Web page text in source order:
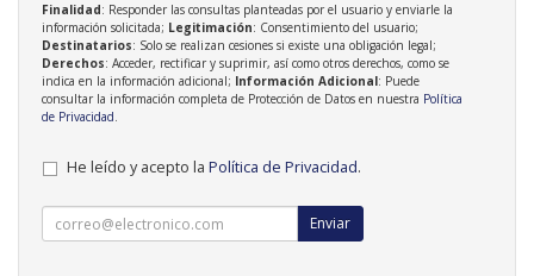
Finalidad: Responder las consultas planteadas por el usuario y enviarle la
información solicitada; Legitimación: Consentimiento del usuario;
Destinatarios: Solo se realizan cesiones si existe una obligación legal;
Derechos: Acceder, rectificar y suprimir, así como otros derechos, como se
indica en la información adicional; Información Adicional: Puede
consultar la información completa de Protección de Datos en nuestra Política
de Privacidad.
He leído y acepto la Política de Privacidad.
Enviar